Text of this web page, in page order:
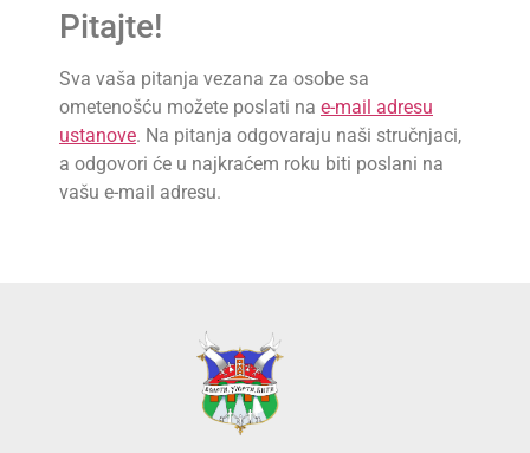
Pitajte!
Sva vaša pitanja vezana za osobe sa
ometenošću možete poslati na e-mail adresu
ustanove. Na pitanja odgovaraju naši stručnjaci,
a odgovori će u najkraćem roku biti poslani na
vašu e-mail adresu.